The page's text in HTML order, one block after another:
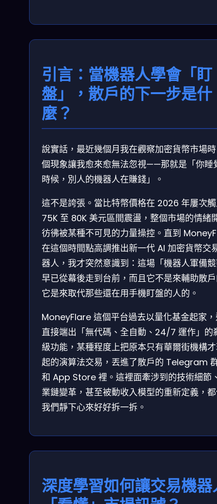
引言：當機器人學會「盯
盤」，散戶的下一步是什
麼？
說實話，最近幾個月我在觀察加密貨幣市場
個現象讓我愈來愈無法忽視——那就是「你睡
時候，別人的機器人在賺錢」。
這不是誇張。當比特幣價格在 2026 年屢次
75K 至 80K 美元區間震盪，整個市場的情緒
彷彿被某種不可見的力量操控。直到
在這個時間點高調推出新一代 AI 加密貨幣交
器人，我才突然意識到：這場「機器人軍備
早已從幕後走到台前，而且它不是來輔助散
它是來取代那些還在用手機盯盤的人的。
MoneyFlare 這個平台過去以量化基金起家
直接端出「無代碼、全自動、24/7 運作」的
級功能，某種程度上把原本只有華爾街機構
起的演算法交易，丟進了散戶的 Telegram
和 App Store 裡。這裡面牽涉到的技術細節
業鏈變革，甚至被動收入模型的重新定義，
我們靜下心來好好拆一拆。
深度學習如何讓交易機器